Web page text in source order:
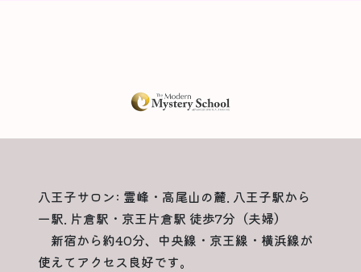
八王子サロン: 霊峰・高尾山の麓. 八王子駅から
一駅. 片倉駅・京王片倉駅 徒歩7分（夫婦）
新宿から約40分、中央線・京王線・横浜線が
使えてアクセス良好です。